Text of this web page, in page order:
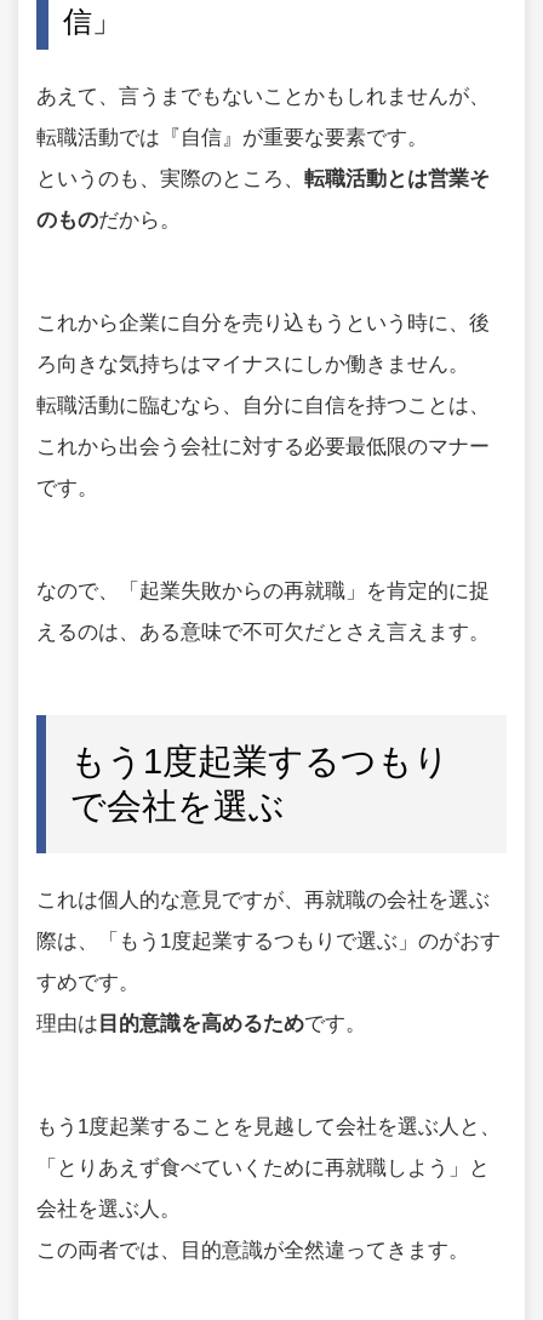
信」
あえて、言うまでもないことかもしれませんが、
転職活動では『自信』が重要な要素です。
というのも、実際のところ、 転職活動とは営業そ
のものだから。
これから企業に自分を売り込もうという時に、後
ろ向きな気持ちはマイナスにしか働きません。
転職活動に臨むなら、自分に自信を持つことは、
これから出会う会社に対する必要最低限のマナー
です。
なので、「起業失敗からの再就職」を肯定的に捉
えるのは、ある意味で不可欠だとさえ言えます。
もう1度起業するつもり
で会社を選ぶ
これは個人的な意見ですが、再就職の会社を選ぶ
際は、「もう1度起業するつもりで選ぶ」のがおす
すめです。
理由は 目的意識を高めるためです。
もう1度起業することを見越して会社を選ぶ人と、
「とりあえず食べていくために再就職しよう」と
会社を選ぶ人。
この両者では、目的意識が全然違ってきます。